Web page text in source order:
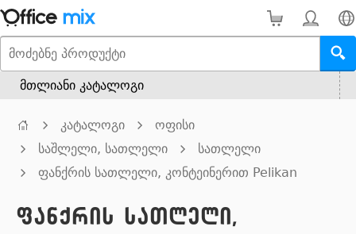
მთლიანი კატალოგი
კატალოგი
ოფისი
საშლელი, სათლელი
სათლელი
ფანქრის სათლელი, კონტეინერით Pelikan
ფანქრის სათლელი,